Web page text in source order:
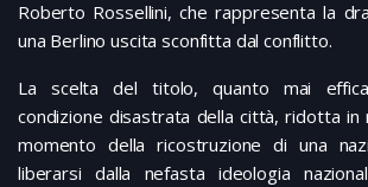
Roberto Rossellini, che rappresenta la
una Berlino uscita sconfitta dal conflitto.
La scelta del titolo, quanto mai
condizione disastrata della città, ridotta in
momento della ricostruzione di una
liberarsi dalla nefasta ideologia